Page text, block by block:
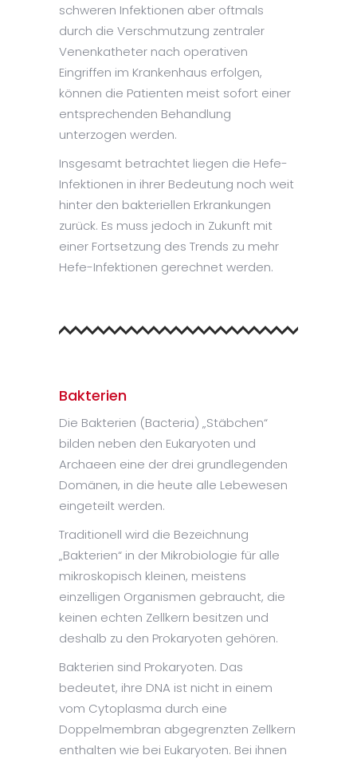
schweren Infektionen aber oftmals
durch die Verschmutzung zentraler
Venenkatheter nach operativen
Eingriffen im Krankenhaus erfolgen,
können die Patienten meist sofort einer
entsprechenden Behandlung
unterzogen werden.
Insgesamt betrachtet liegen die Hefe-
Infektionen in ihrer Bedeutung noch weit
hinter den bakteriellen Erkrankungen
zurück. Es muss jedoch in Zukunft mit
einer Fortsetzung des Trends zu mehr
Hefe-Infektionen gerechnet werden.
Bakterien
Die Bakterien (Bacteria) „Stäbchen“
bilden neben den Eukaryoten und
Archaeen eine der drei grundlegenden
Domänen, in die heute alle Lebewesen
eingeteilt werden.
Traditionell wird die Bezeichnung
„Bakterien“ in der Mikrobiologie für alle
mikroskopisch kleinen, meistens
einzelligen Organismen gebraucht, die
keinen echten Zellkern besitzen und
deshalb zu den Prokaryoten gehören.
Bakterien sind Prokaryoten. Das
bedeutet, ihre DNA ist nicht in einem
vom Cytoplasma durch eine
Doppelmembran abgegrenzten Zellkern
enthalten wie bei Eukaryoten. Bei ihnen